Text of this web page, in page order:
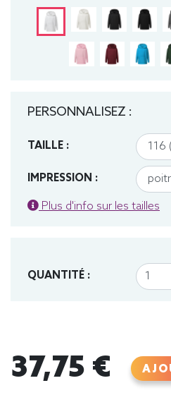
PERSONNALISEZ :
TAILLE :
IMPRESSION :
Plus d'info sur les tailles
QUANTITÉ :
37,75 €